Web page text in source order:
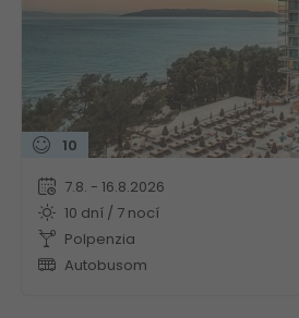
10
7.8. - 16.8.2026
10 dní / 7 nocí
Polpenzia
Autobusom